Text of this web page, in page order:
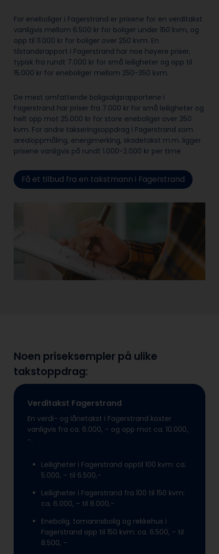
For eneboliger i Fagerstrand er prisene for en verditakst
vanligvis mellom 6.500 kr for boliger under 150 kvm, og
opp til 11.000 kr for boliger over 250 kvm. En
tilstandsrapport i Fagerstrand har noe høyere priser,
typisk fra rundt 7.000 kr for små leiligheter og opp til
15.000 kr for eneboliger mellom 250-350 kvm.
De mest omfattende boligsalgsrapportene i
Fagerstrand har priser fra 7.000 kr for små leiligheter og
helt opp mot 25.000 kr for store eneboliger over 350
kvm. For andre takseringsoppdrag i Fagerstrand som
arealoppmåling, energimerking, skadetakst m.m. ligger
prisene vanligvis på rundt 1.000-2.000 kr per time
Få et tilbud fra en takstmann i Fagerstrand
Noen priseksempler på ulike
takstoppdrag:
Verditakst Fagerstrand
En verdi- og lånetakst i Fagerstrand koster
vanligvis fra ca. 6.000, – og opp mot ca. 10.000,
-.
Leiligheter i Fagerstrand opptil 100 kvm: ca.
5.000, – til 6.500,-
Leiligheter i Fagerstrand fra 100 til 150 kvm:
ca. 6.000, – til 8.000,-
Enebolig, tomannsbolig og rekkehus i
Fagerstrand opp til 150 kvm: ca. 6.500, – til
8.500, –